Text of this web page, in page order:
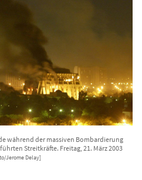
während der massiven Bombardierung
Streitkräfte. Freitag, 21. März 2003
Jerome Delay]